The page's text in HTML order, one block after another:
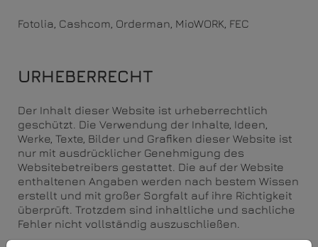
Fotolia, Cashcom, Orderman, MioWORK, FEC
URHEBERRECHT
Der Inhalt dieser Website ist urheberrechtlich
geschützt. Die Verwendung der Inhalte, Ideen,
Werke, Texte, Bilder und Grafiken dieser Website ist
nur mit ausdrücklicher Genehmigung des
Websitebetreibers gestattet. Die auf der Website
enthaltenen Angaben werden nach bestem Wissen
erstellt und mit großer Sorgfalt auf ihre Richtigkeit
überprüft. Trotzdem sind inhaltliche und sachliche
Fehler nicht vollständig auszuschließen.